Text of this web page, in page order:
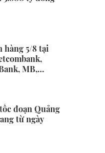
hàng 5/8 tại
MB,
đoạn Quảng
từ ngày